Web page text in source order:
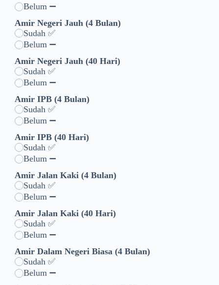
Belum ➖
Amir Negeri Jauh (4 Bulan)
Sudah ✅
Belum ➖
Amir Negeri Jauh (40 Hari)
Sudah ✅
Belum ➖
Amir IPB (4 Bulan)
Sudah ✅
Belum ➖
Amir IPB (40 Hari)
Sudah ✅
Belum ➖
Amir Jalan Kaki (4 Bulan)
Sudah ✅
Belum ➖
Amir Jalan Kaki (40 Hari)
Sudah ✅
Belum ➖
Amir Dalam Negeri Biasa (4 Bulan)
Sudah ✅
Belum ➖